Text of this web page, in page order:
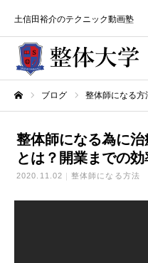
土信田裕介のテクニック動画塾
ブログ 整体師になる方
整体師になる為に
とは？開業までの
2020.11.02 整体師になる方法